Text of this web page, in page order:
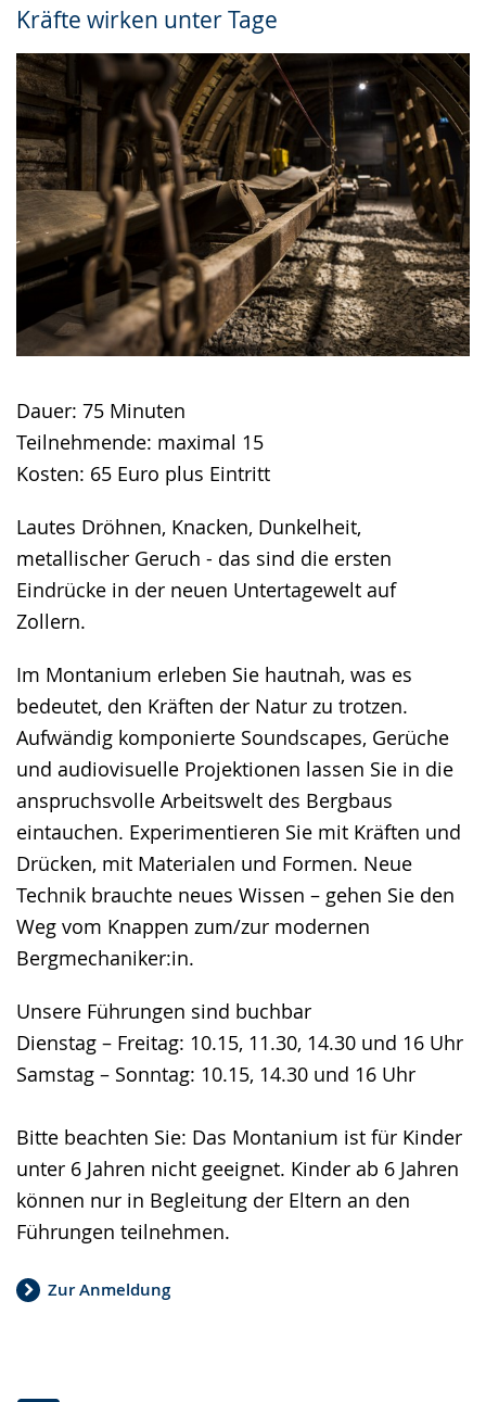
Kräfte wirken unter Tage
Dauer: 75 Minuten
Teilnehmende: maximal 15
Kosten: 65 Euro plus Eintritt
Lautes Dröhnen, Knacken, Dunkelheit,
metallischer Geruch - das sind die ersten
Eindrücke in der neuen Untertagewelt auf
Zollern.
Im Montanium erleben Sie hautnah, was es
bedeutet, den Kräften der Natur zu trotzen.
Aufwändig komponierte Soundscapes, Gerüche
und audiovisuelle Projektionen lassen Sie in die
anspruchsvolle Arbeitswelt des Bergbaus
eintauchen. Experimentieren Sie mit Kräften und
Drücken, mit Materialen und Formen. Neue
Technik brauchte neues Wissen – gehen Sie den
Weg vom Knappen zum/zur modernen
Bergmechaniker:in.
Unsere Führungen sind buchbar
Dienstag – Freitag: 10.15, 11.30, 14.30 und 16 Uhr
Samstag – Sonntag: 10.15, 14.30 und 16 Uhr
Bitte beachten Sie: Das Montanium ist für Kinder
unter 6 Jahren nicht geeignet. Kinder ab 6 Jahren
können nur in Begleitung der Eltern an den
Führungen teilnehmen.
Zur Anmeldung
wechseln.
Deutscher
Gebärdensprache
wird
angezeigt.